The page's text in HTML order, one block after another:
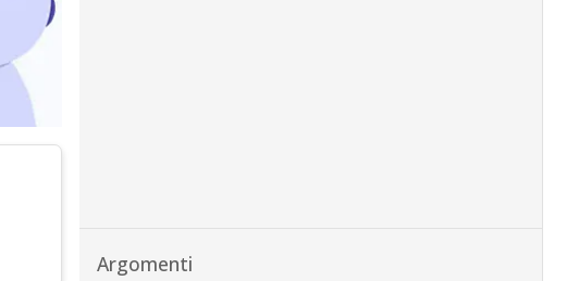
Argomenti